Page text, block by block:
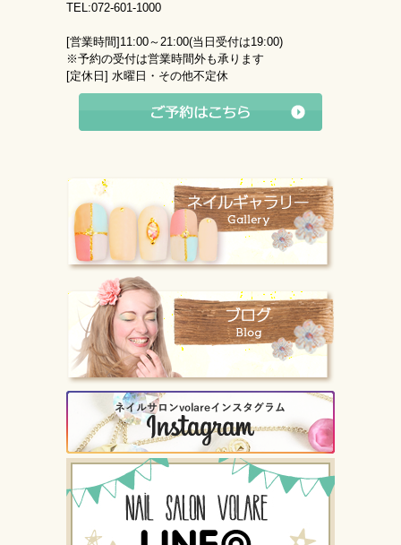
TEL:072-601-1000
[営業時間] 11:00～21:00(当日受付は19:00)
※予約の受付は営業時間外も承ります
[定休日] 水曜日・その他不定休